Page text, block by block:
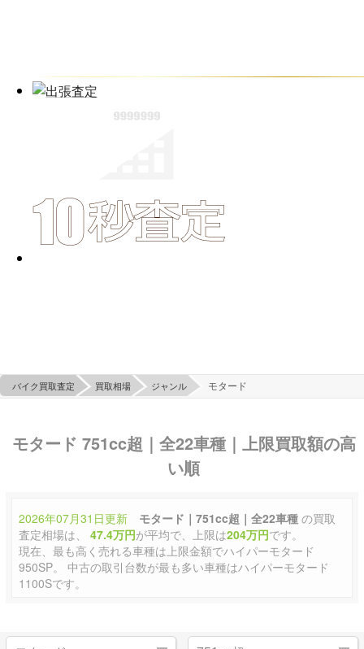
バイク買取査定 買取相場 ジャンル モタード
モタード 751cc超｜全22車種｜上限買取額の高
い順
2026年07月31日更新 モタード｜751cc超｜全22車種の買取
査定相場は、47.4万円が平均で、上限は204万円です。
現在、最も高く売れる車種は上限金額でハイパーモタード
950SP。 中古の取引台数が最も多い車種はハイパーモタード
1100Sです。